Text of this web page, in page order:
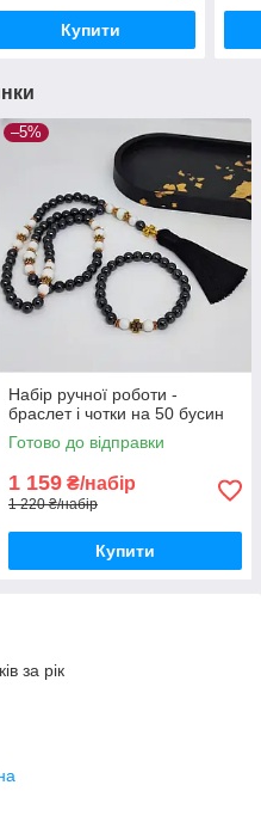
Купити
–5%
Набір ручної роботи -
браслет і чотки на 50 бусин
Готово до відправки
1 159 ₴/набір
1 220 ₴/набір
Купити
за рік